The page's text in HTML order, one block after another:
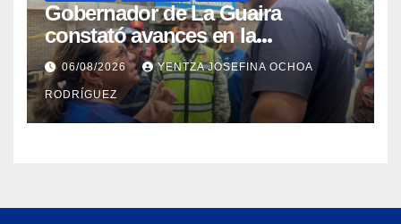
Gobernador de La Guaira
constató avances en la
rehabilitación del Hospitalito de
Catia la Mar
06/08/2026 YENTZA JOSEFINA OCHOA
RODRÍGUEZ